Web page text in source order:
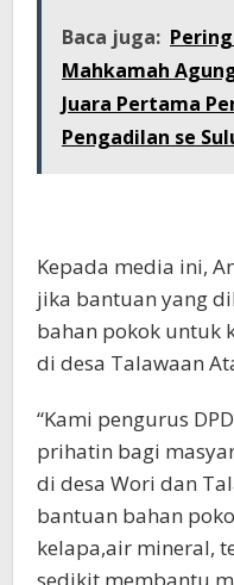
Baca juga:
Mahkamah
Juara Pertama
Pengadilan se
Kepada media ini,
jika bantuan yang
bahan pokok untuk
di desa Talawaan
“Kami pengurus
prihatin bagi
di desa Wori dan
bantuan bahan
kelapa,air mineral,